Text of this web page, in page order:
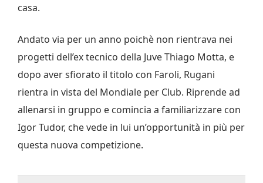
casa.
Andato via per un anno poichè non rientrava nei
progetti dell’ex tecnico della Juve Thiago Motta, e
dopo aver sfiorato il titolo con Faroli, Rugani
rientra in vista del Mondiale per Club. Riprende ad
allenarsi in gruppo e comincia a familiarizzare con
Igor Tudor, che vede in lui un’opportunità in più per
questa nuova competizione.